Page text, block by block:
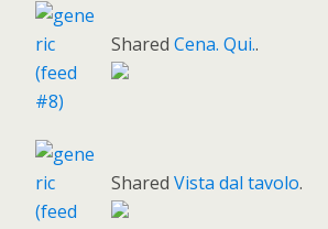
Shared Cena. Qui..
Shared Vista dal tavolo.